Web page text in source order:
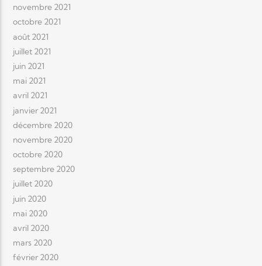
novembre 2021
octobre 2021
août 2021
juillet 2021
juin 2021
mai 2021
avril 2021
janvier 2021
décembre 2020
novembre 2020
octobre 2020
septembre 2020
juillet 2020
juin 2020
mai 2020
avril 2020
mars 2020
février 2020